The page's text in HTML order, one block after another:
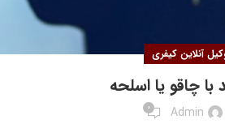
آنلاین کیفری
با چاقو یا اسلحه
Admin
0